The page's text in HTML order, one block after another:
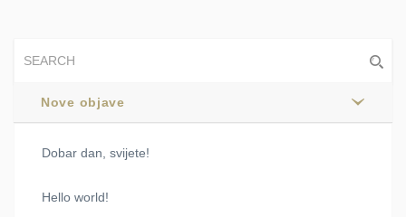
Nove objave
Dobar dan, svijete!
Hello world!